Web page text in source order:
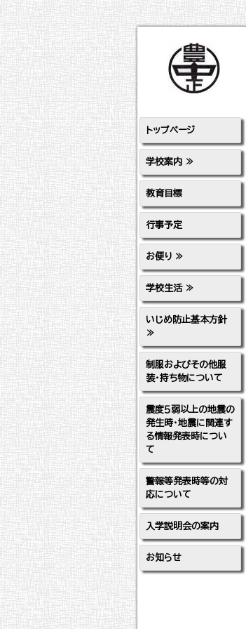
トップページ
学校案内 ≫
教育目標
行事予定
お便り ≫
学校生活 ≫
いじめ防止基本方針
≫
制服およびその他服
装・持ち物について
震度５弱以上の地震の
発生時・地震に関連す
る情報発表時につい
て
警報等発表時等の対
応について
入学説明会の案内
お知らせ